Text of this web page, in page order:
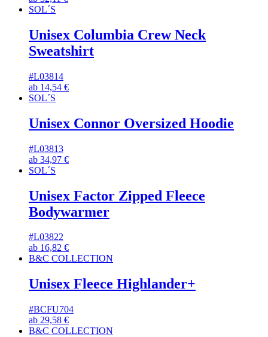
SOL´S
Unisex Columbia Crew Neck
Sweatshirt
#L03814
ab 14,54 €
SOL´S
Unisex Connor Oversized Hoodie
#L03813
ab 34,97 €
SOL´S
Unisex Factor Zipped Fleece
Bodywarmer
#L03822
ab 16,82 €
B&C COLLECTION
Unisex Fleece Highlander+
#BCFU704
ab 29,58 €
B&C COLLECTION